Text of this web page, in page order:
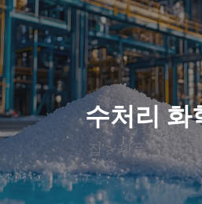
수처리 화
집>제품>수처